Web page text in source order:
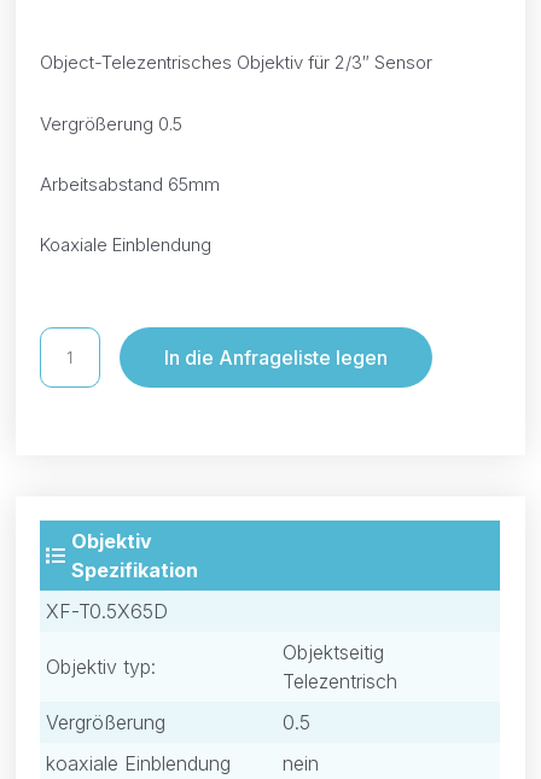
Object-Telezentrisches Objektiv für 2/3″ Sensor
Vergrößerung 0.5
Arbeitsabstand 65mm
Koaxiale Einblendung
In die Anfrageliste legen
Objektiv
Spezifikation
XF-T0.5X65D
Objektiv typ:
Objektseitig
Telezentrisch
Vergrößerung
0.5
koaxiale Einblendung
nein